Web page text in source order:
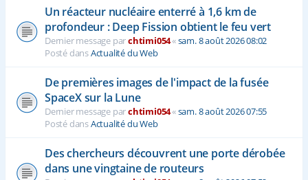
Un réacteur nucléaire enterré à 1,6 km de
profondeur : Deep Fission obtient le feu vert
Dernier message parchtimi054«sam. 8 août 2026 08:02
Posté dansActualité du Web
De premières images de l'impact de la fusée
SpaceX sur la Lune
Dernier message parchtimi054«sam. 8 août 2026 07:55
Posté dansActualité du Web
Des chercheurs découvrent une porte dérobée
dans une vingtaine de routeurs